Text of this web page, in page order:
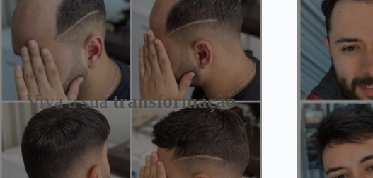
Viva a suatransformação